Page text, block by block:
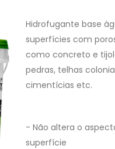
Hidrofugante base
superfícies com
como concreto e
pedras, telhas
cimentícias etc.
- Não altera o
superfície